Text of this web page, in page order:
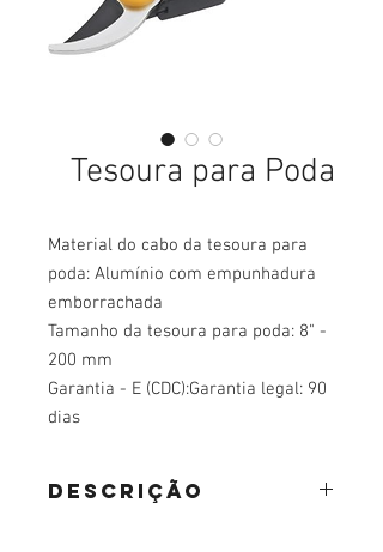
Tesoura para Poda
Material do cabo da tesoura para
poda: Alumínio com empunhadura
emborrachada
Tamanho da tesoura para poda: 8" -
200 mm
Garantia - E (CDC):Garantia legal: 90
dias
DESCRIÇÃO